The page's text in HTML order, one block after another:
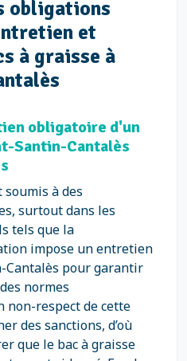
obligations
et
à graisse à
obligatoire d'un
Santin-Cantalès
soumis à des
surtout dans les
tels que la
impose un entretien
Cantalès pour garantir
normes
non-respect de cette
des sanctions, d’où
que le bac à graisse